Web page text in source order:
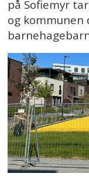
på Sofiemyr
og